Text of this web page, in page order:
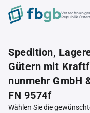
Republik
Spedition,
Gütern mit
nunmehr GmbH
FN 9574f
Wählen Sie die